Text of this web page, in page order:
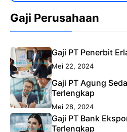
Gaji Perusahaan
Gaji PT Penerbit
Mei 22, 2024
Gaji PT Agung
Terlengkap
Mei 28, 2024
Gaji PT Bank
Terlengkap